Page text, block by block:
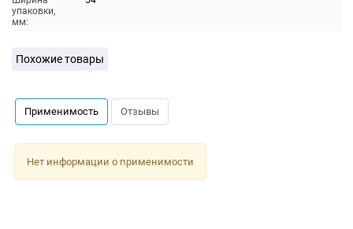
упаковки,
мм:
Похожие товары
Применимость Отзывы
Нет информации о применимости